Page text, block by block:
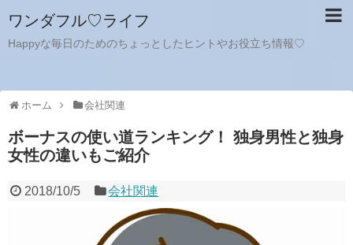
ワンダフル♡ライフ
Happyな毎日のためのちょっとしたヒントやお役立ち情報♡
ホーム 会社関連
ボーナスの使い道ランキング！ 独身男性と独身
女性の違いもご紹介
2018/10/5 会社関連